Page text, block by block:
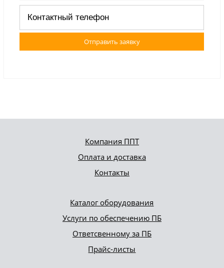
Отправить заявку
Компания ППТ
Оплата и доставка
Контакты
Каталог оборудования
Услуги по обеспечению ПБ
Ответсвенному за ПБ
Прайс-листы